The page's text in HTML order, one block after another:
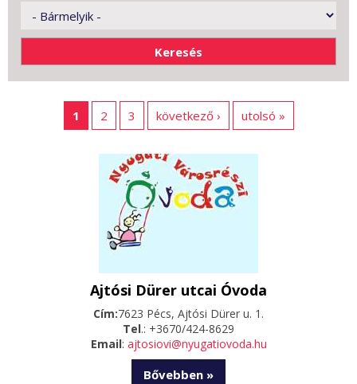
1 2 3 következő › utolsó »
Ajtósi Dürer utcai Óvoda
Cím:7623 Pécs, Ajtósi Dürer u. 1.
Tel.: +3670/424-8629
Email: ajtosiovi@nyugatiovoda.hu
Bővebben »